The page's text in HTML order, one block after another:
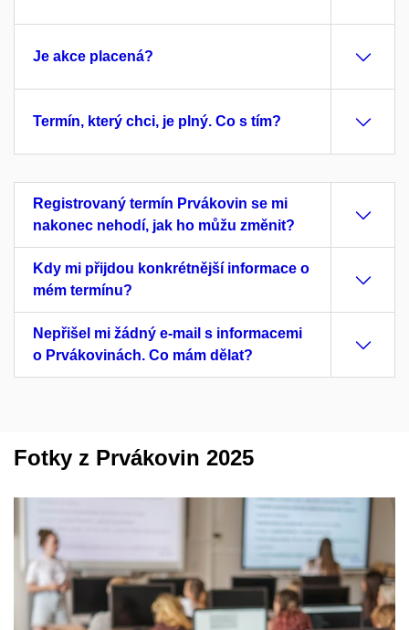
Je akce placená?
Termín, který chci, je plný. Co s tím?
Registrovaný termín Prvákovin se mi
nakonec nehodí, jak ho můžu změnit?
Kdy mi přijdou konkrétnější informace o
mém termínu?
Nepřišel mi žádný e-mail s informacemi
o Prvákovinách. Co mám dělat?
Fotky z Prvákovin 2025